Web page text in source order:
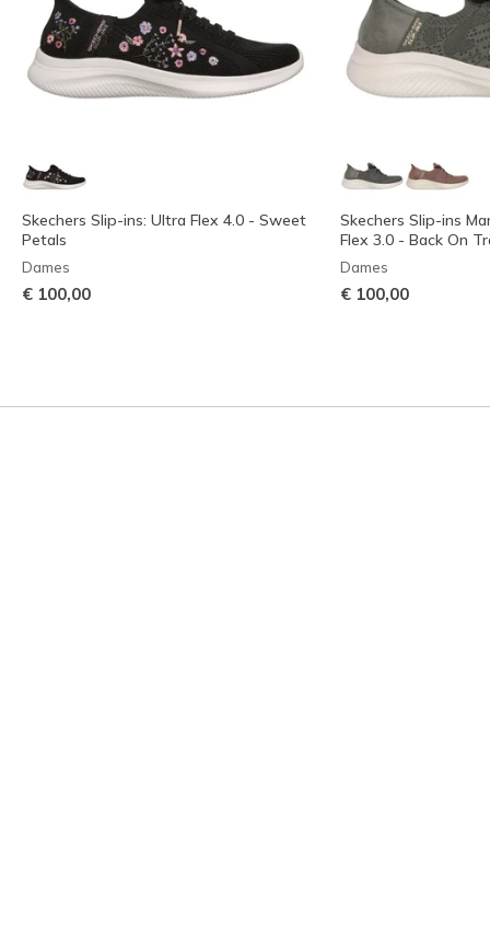
Skechers Slip-ins: Ultra Flex 4.0 - Sweet
Petals
Dames
€ 100,00
Skechers Slip-ins
Flex 3.0 - Back On
Dames
€ 100,00